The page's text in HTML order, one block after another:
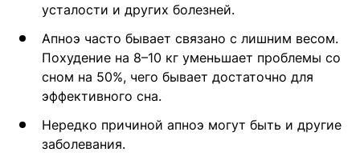
усталости и других болезней.
Апноэ часто бывает связано с лишним весом.
Похудение на 8–10 кг уменьшает проблемы со
сном на 50%, чего бывает достаточно для
эффективного сна.
Нередко причиной апноэ могут быть и другие
заболевания.